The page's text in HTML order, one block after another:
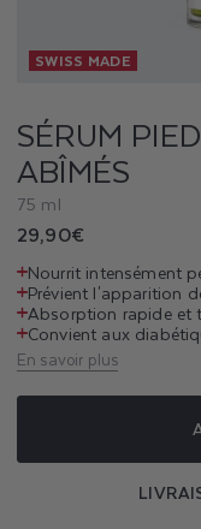
S
T
R
È
S
S
E
C
S
E
SWISS MADE
SÉRUM
ABÎMÉS
75 ml
Prix
29,90€
Nourrit intensément
Prévient l'apparition
Absorption rapide et
Convient aux
En savoir plus